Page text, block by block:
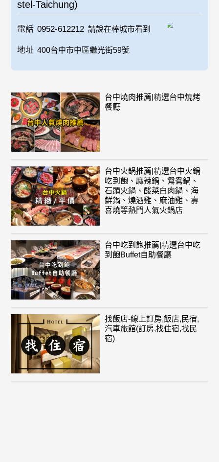
stel-Taichung)
電話 0952-612212 請說在棒城市看到
地址 400台中市中區繼光街59號
台中燒肉推薦|精選台中燒烤
餐廳
台中火鍋推薦|精選台中火鍋
吃到飽、麻辣鍋、鴛鴦鍋、
石頭火鍋、酸菜白肉鍋、海
鮮鍋、燒酒雞、麻油雞、壽
喜燒等熱門人氣火鍋店
台中吃到飽推薦|精選台中吃
到飽Buffet自助餐廳
找飯店-線上訂房,飯店,民宿,
汽車旅館(訂房,找住宿,找民
宿)